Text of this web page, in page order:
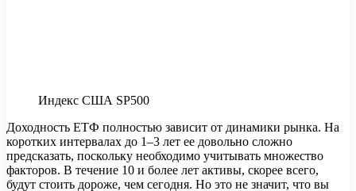
Индекс США SP500
Доходность ЕТФ полностью зависит от динамики рынка. На
коротких интервалах до 1–3 лет ее довольно сложно
предсказать, поскольку необходимо учитывать множество
факторов. В течение 10 и более лет активы, скорее всего,
будут стоить дороже, чем сегодня. Но это не значит, что вы